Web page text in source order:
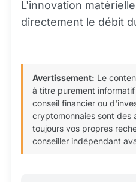
L'innovation
directement le débit
Avertissement: Le
à titre purement
conseil financier ou
cryptomonnaies sont des
toujours vos propres
conseiller indépendant